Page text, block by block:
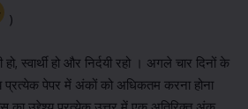
)
स्वार्थी हो और निर्दयी रहो । अगले चार दिनों के
प्रत्येक पेपर में अंकों को अधिकतम करना होना